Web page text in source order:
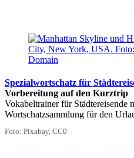
Spezialwortschatz für
Vorbereitung auf den Kurztrip
Vokabeltrainer für Städtereisende
Wortschatzsammlung für den
Foto: Pixabay, CC0